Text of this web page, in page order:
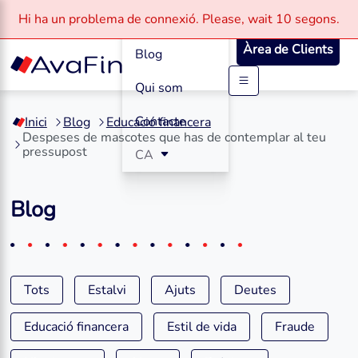
Saltar
contingut
Hi ha un problema de connexió. Please, wait 10 segons.
Blog
Qui som
Contacte
CA
Àrea de Clients
Inici Blog
Educació financera
Despeses de mascotes que has de contemplar al teu
pressupost
Blog
Tots Estalvi Ajuts Deutes
Educació financera Estil de vida Fraude